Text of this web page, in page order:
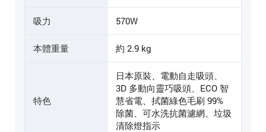
吸力 570W
本體重量 約 2.9 kg
特色
日本原裝、電動自走吸頭、
3D 多動向靈巧吸頭、ECO 智
慧省電、拭菌綠色毛刷 99%
除菌、可水洗抗菌濾網、垃圾
清除燈指示